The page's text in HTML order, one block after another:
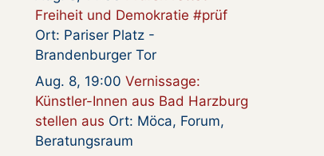
Freiheit und Demokratie #prüf
Ort: Pariser Platz -
Brandenburger Tor
Aug. 8, 19:00 Vernissage:
Künstler-Innen aus Bad Harzburg
stellen aus Ort: Möca, Forum,
Beratungsraum